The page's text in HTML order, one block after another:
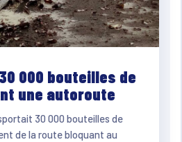
000 bouteilles de
une autoroute
30 000 bouteilles de
de la route bloquant au